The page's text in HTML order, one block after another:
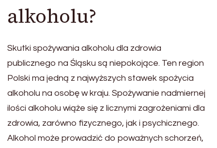
alkoholu?
Skutki spożywania alkoholu dla zdrowia
publicznego na Śląsku są niepokojące. Ten region
Polski ma jedną z najwyższych stawek spożycia
alkoholu na osobę w kraju. Spożywanie nadmiernej
ilości alkoholu wiąże się z licznymi zagrożeniami dla
zdrowia, zarówno fizycznego, jak i psychicznego.
Alkohol może prowadzić do poważnych schorzeń,